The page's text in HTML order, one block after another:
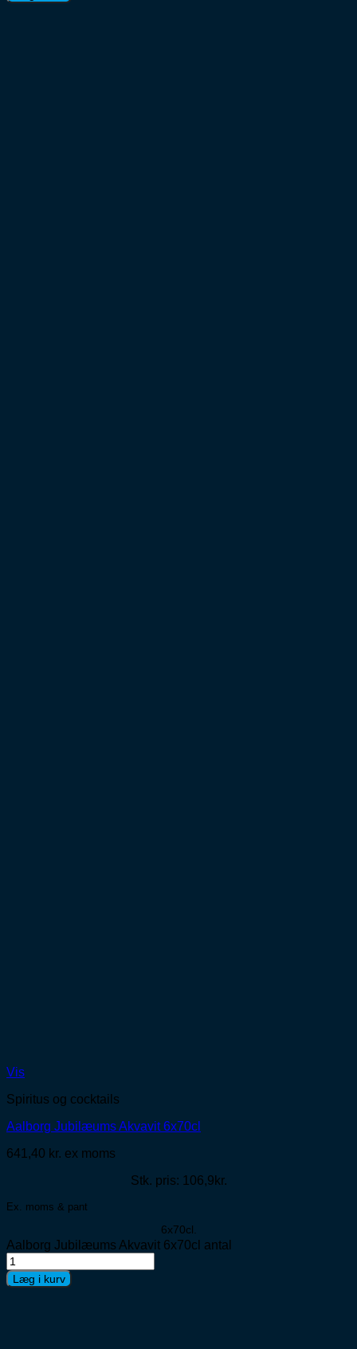
Vis
Spiritus og cocktails
Aalborg Jubilæums Akvavit 6x70cl
641,40 kr. ex moms
Stk. pris: 106,9kr.
Ex. moms & pant
6x70cl.
Aalborg Jubilæums Akvavit 6x70cl antal
Læg i kurv